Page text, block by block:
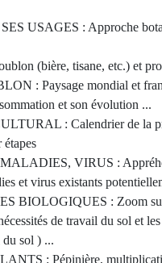
USAGES : Approche
(bière, tisane, etc.) et
: Paysage mondial et
et son évolution ...
: Calendrier de la
étapes
VIRUS :
et virus existants
BIOLOGIQUES : Zoom
de travail du sol et
sol ) ...
: Pépinière,